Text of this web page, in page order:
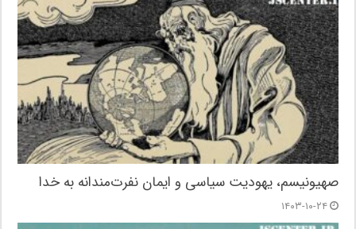
صهیونیسم، یهودیت سیاسی و ایمان نفرت‌مندانه به خدا
۱۴۰۳-۱۰-۲۴